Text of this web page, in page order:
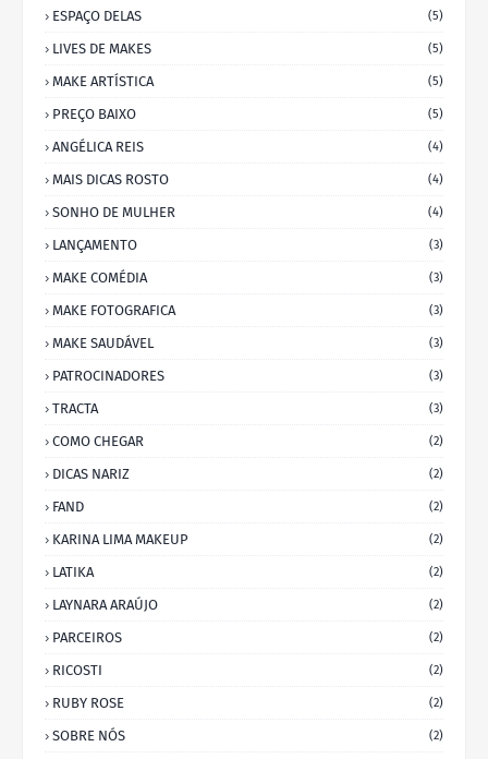
ESPAÇO DELAS (5)
LIVES DE MAKES (5)
MAKE ARTÍSTICA (5)
PREÇO BAIXO (5)
ANGÉLICA REIS (4)
MAIS DICAS ROSTO (4)
SONHO DE MULHER (4)
LANÇAMENTO (3)
MAKE COMÉDIA (3)
MAKE FOTOGRAFICA (3)
MAKE SAUDÁVEL (3)
PATROCINADORES (3)
TRACTA (3)
COMO CHEGAR (2)
DICAS NARIZ (2)
FAND (2)
KARINA LIMA MAKEUP (2)
LATIKA (2)
LAYNARA ARAÚJO (2)
PARCEIROS (2)
RICOSTI (2)
RUBY ROSE (2)
SOBRE NÓS (2)